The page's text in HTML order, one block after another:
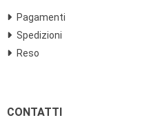
Pagamenti
Spedizioni
Reso
CONTATTI